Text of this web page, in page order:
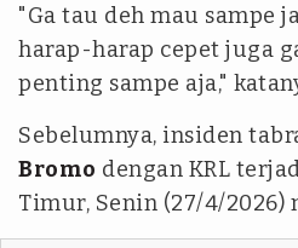
"Ga tau deh mau sampe
harap-harap cepet juga
penting sampe aja,"
Sebelumnya, insiden
Bromo dengan KRL
Timur, Senin (27/4/2026)